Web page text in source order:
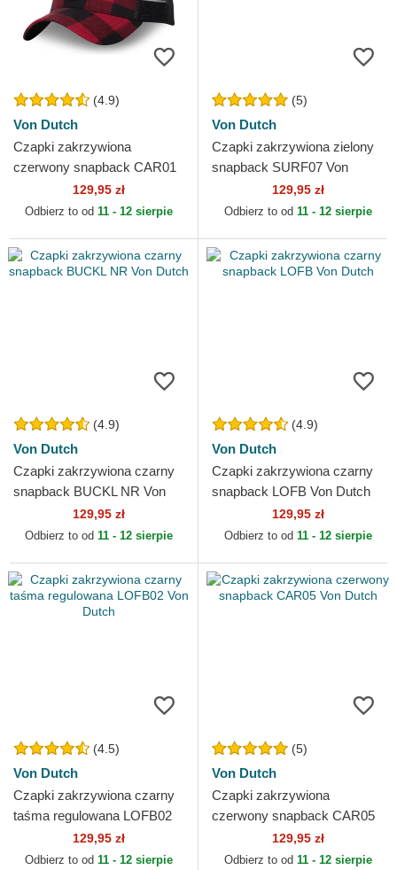
(4.9)
Von Dutch
Czapki zakrzywiona
czerwony snapback CAR01
129,95 zł
Odbierz to od 11 - 12 sierpie
(5)
Von Dutch
Czapki zakrzywiona zielony
snapback SURF07 Von
129,95 zł
Odbierz to od 11 - 12 sierpie
(4.9)
Von Dutch
Czapki zakrzywiona czarny
snapback BUCKL NR Von
129,95 zł
Odbierz to od 11 - 12 sierpie
(4.9)
Von Dutch
Czapki zakrzywiona czarny
snapback LOFB Von Dutch
129,95 zł
Odbierz to od 11 - 12 sierpie
(4.5)
Von Dutch
Czapki zakrzywiona czarny
taśma regulowana LOFB02
129,95 zł
Odbierz to od 11 - 12 sierpie
(5)
Von Dutch
Czapki zakrzywiona
czerwony snapback CAR05
129,95 zł
Odbierz to od 11 - 12 sierpie